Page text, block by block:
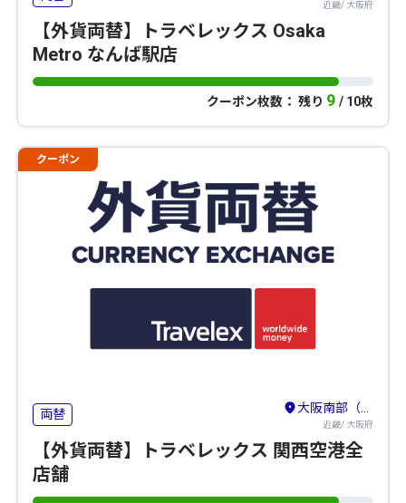
近畿/ 大阪府
【外貨両替】トラベレックス Osaka
Metro なんば駅店
クーポン枚数： 残り 9 / 10枚
クーポン
両替 大阪南部（堺・岸和田・関西空港）
近畿/ 大阪府
【外貨両替】トラベレックス 関西空港全
店舗